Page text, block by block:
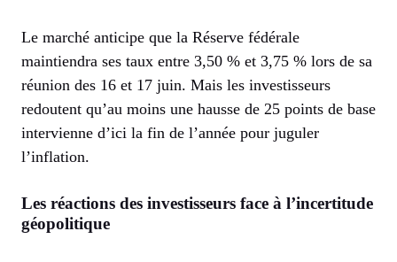
Le marché anticipe que la Réserve fédérale
maintiendra ses taux entre 3,50 % et 3,75 % lors de sa
réunion des 16 et 17 juin. Mais les investisseurs
redoutent qu’au moins une hausse de 25 points de base
intervienne d’ici la fin de l’année pour juguler
l’inflation.
Les réactions des investisseurs face à l’incertitude
géopolitique